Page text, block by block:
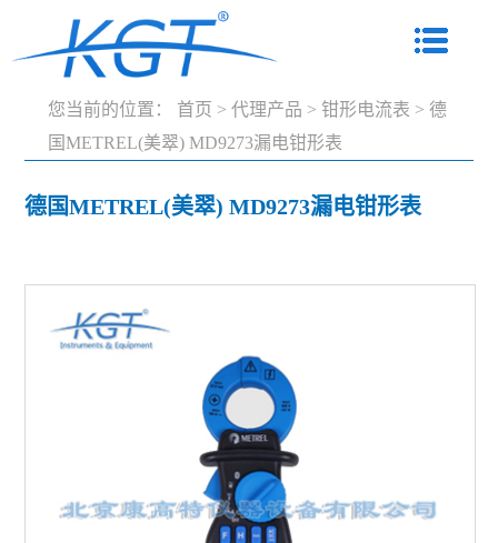
您当前的位置： 首页 > 代理产品 > 钳形电流表 > 德
国METREL(美翠) MD9273漏电钳形表
德国METREL(美翠) MD9273漏电钳形表